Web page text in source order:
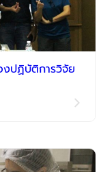
ปฏิบัติการวิจัย